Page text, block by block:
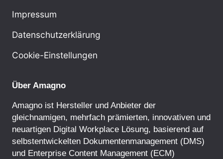
Impressum
Datenschutzerklärung
Cookie-Einstellungen
Über Amagno
Amagno ist Hersteller und Anbieter der
gleichnamigen, mehrfach prämierten, innovativen und
neuartigen Digital Workplace Lösung, basierend auf
selbstentwickelten Dokumentenmanagement (DMS)
und Enterprise Content Management (ECM)